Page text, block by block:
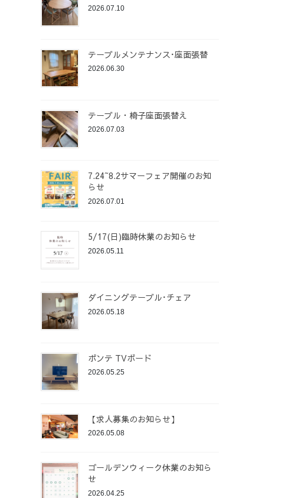
2026.07.10
テーブルメンテナンス･座面張替
2026.06.30
テーブル・椅子座面張替え
2026.07.03
7.24~8.2サマーフェア開催のお知
らせ
2026.07.01
5/17(日)臨時休業のお知らせ
2026.05.11
ダイニングテーブル･チェア
2026.05.18
ポンテ TVボード
2026.05.25
【求人募集のお知らせ】
2026.05.08
ゴールデンウィーク休業のお知ら
せ
2026.04.25